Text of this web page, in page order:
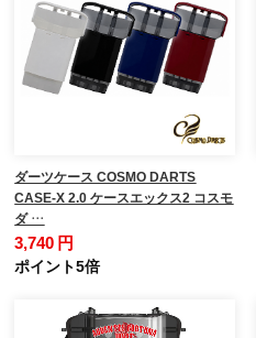
ダーツケース COSMO DARTS
CASE-X 2.0 ケースエックス2 コスモ
ダ …
3,740 円
ポイント5倍